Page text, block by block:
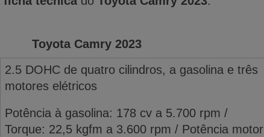
Toyota Camry 2023
2.5 DOHC de quatro cilindros, a gasolina e três
motores elétricos
Potência à gasolina: 178 cv a 5.700 rpm /
Torque: 22,5 kgfm a 3.600 rpm / Potência motor